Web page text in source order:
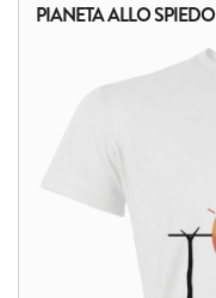
PIANETA ALLO SPIEDO